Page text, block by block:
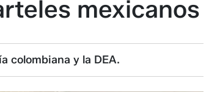
mexicanos
colombiana y la DEA.